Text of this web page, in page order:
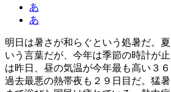
あ
あ
明日は暑さが和らぐという処暑だ。
いう言葉だが、今年は季節の時計が
は昨日、昼の気温が今年最も高い３
過去最悪の熱帯夜も２９日目だ。猛